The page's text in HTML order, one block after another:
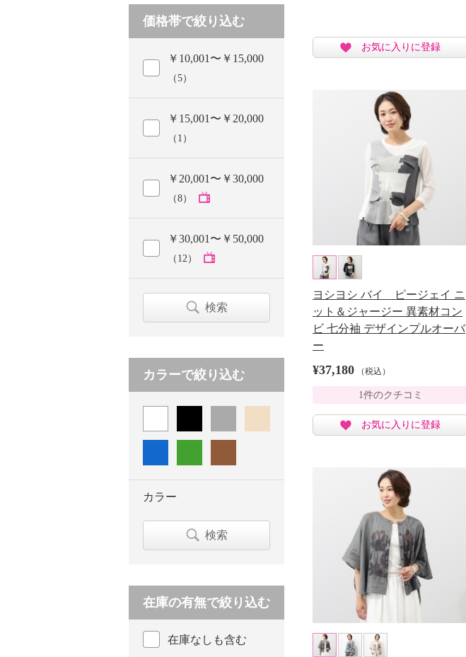
お気に入りに登録
ヨシヨシ バイ ピージェイ ニ
ット＆ジャージー 異素材コン
ビ 七分袖 デザインプルオーバ
ー
¥37,180 （税込）
1件のクチコミ
お気に入りに登録
価格帯で絞り込む
￥10,001〜￥15,000
（5）
￥15,001〜￥20,000
（1）
￥20,001〜￥30,000
（8）
￥30,001〜￥50,000
（12）
検索
カラーで絞り込む
カラー
検索
在庫の有無で絞り込む
在庫なしも含む